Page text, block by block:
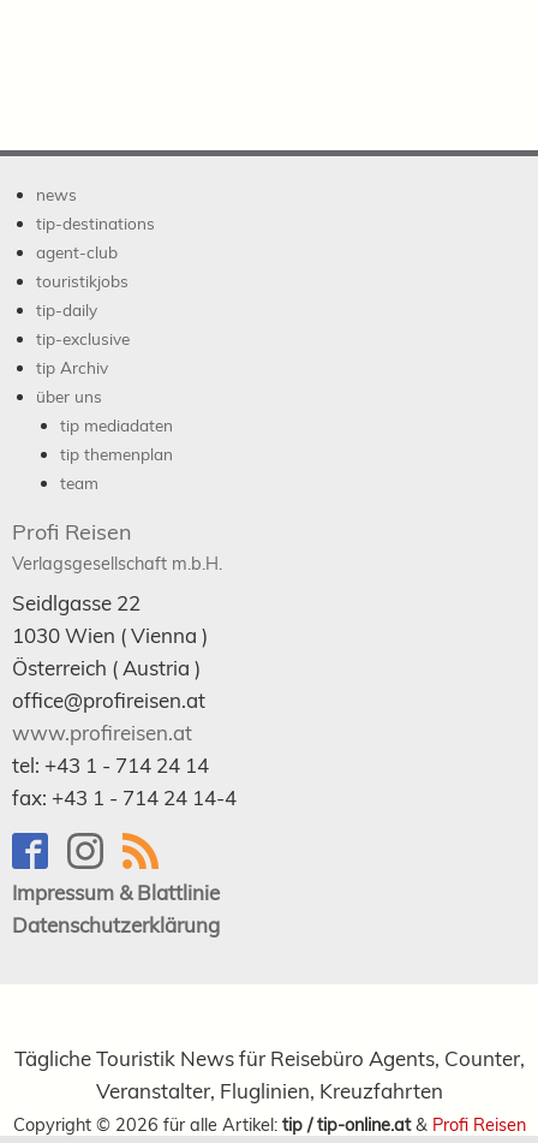
news
tip-destinations
agent-club
touristikjobs
tip-daily
tip-exclusive
tip Archiv
über uns
tip mediadaten
tip themenplan
team
Profi Reisen
Verlagsgesellschaft m.b.H.
Seidlgasse 22
1030Wien ( Vienna )
Österreich ( Austria )
office@profireisen.at
www.profireisen.at
tel: +43 1 - 714 24 14
fax: +43 1 - 714 24 14-4
Impressum & Blattlinie
Datenschutzerklärung
Tägliche Touristik News für Reisebüro Agents, Counter,
Veranstalter, Fluglinien, Kreuzfahrten
Copyright © 2026 für alle Artikel: tip / tip-online.at& Profi Reisen